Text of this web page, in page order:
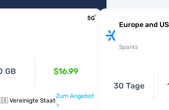
GB $16.99
Vereinigte Staaten
Zum Angebot
>
Europe and
Sparks
30 Tage